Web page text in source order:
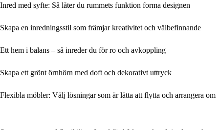
Inred med syfte: Så låter du rummets funktion forma designen
Skapa en inredningsstil som främjar kreativitet och välbefinnande
Ett hem i balans – så inreder du för ro och avkoppling
Skapa ett grönt örnhörn med doft och dekorativt uttryck
Flexibla möbler: Välj lösningar som är lätta att flytta och arrangera om